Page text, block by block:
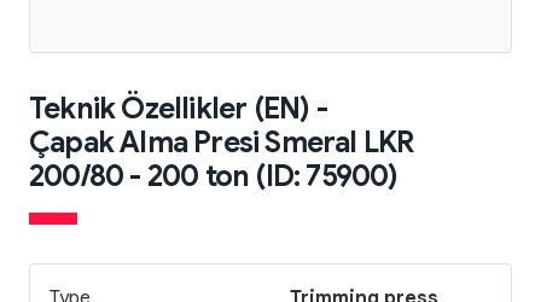
Teknik Özellikler (EN) -
Çapak Alma Presi Smeral LKR
200/80 - 200 ton (ID: 75900)